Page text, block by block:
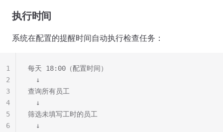
执行时间
系统在配置的提醒时间自动执行检查任务：
每天 18:00（配置时间）
  ↓
查询所有员工
  ↓
筛选未填写工时的员工
  ↓
1
2
3
4
5
6